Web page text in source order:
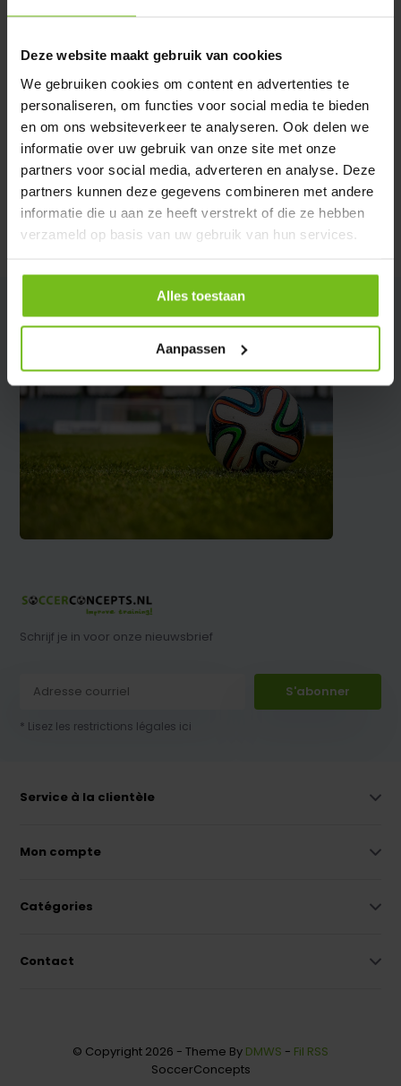
Deze website maakt gebruik van cookies
We gebruiken cookies om content en advertenties te
personaliseren, om functies voor social media te bieden
en om ons websiteverkeer te analyseren. Ook delen we
informatie over uw gebruik van onze site met onze
partners voor social media, adverteren en analyse. Deze
partners kunnen deze gegevens combineren met andere
informatie die u aan ze heeft verstrekt of die ze hebben
verzameld op basis van uw gebruik van hun services.
Alles toestaan
Aanpassen
Verstuur email
Description du produit
Spécifications
Évaluations
Partager
Schrijf je in voor onze nieuwsbrief
S'abonner
* Lisez les restrictions légales ici
Service à la clientèle
Mon compte
Catégories
Contact
© Copyright 2026 - Theme By DMWS - Fil RSS
SoccerConcepts